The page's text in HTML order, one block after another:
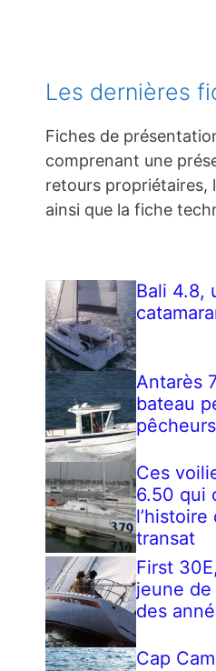
Les dernières
Fiches de
comprenant une
retours propriétaires,
ainsi que la fiche
Bali 4.8,
Antarès
bateau
Ces
6.50 qui
transat
First
jeune de
des
Cap